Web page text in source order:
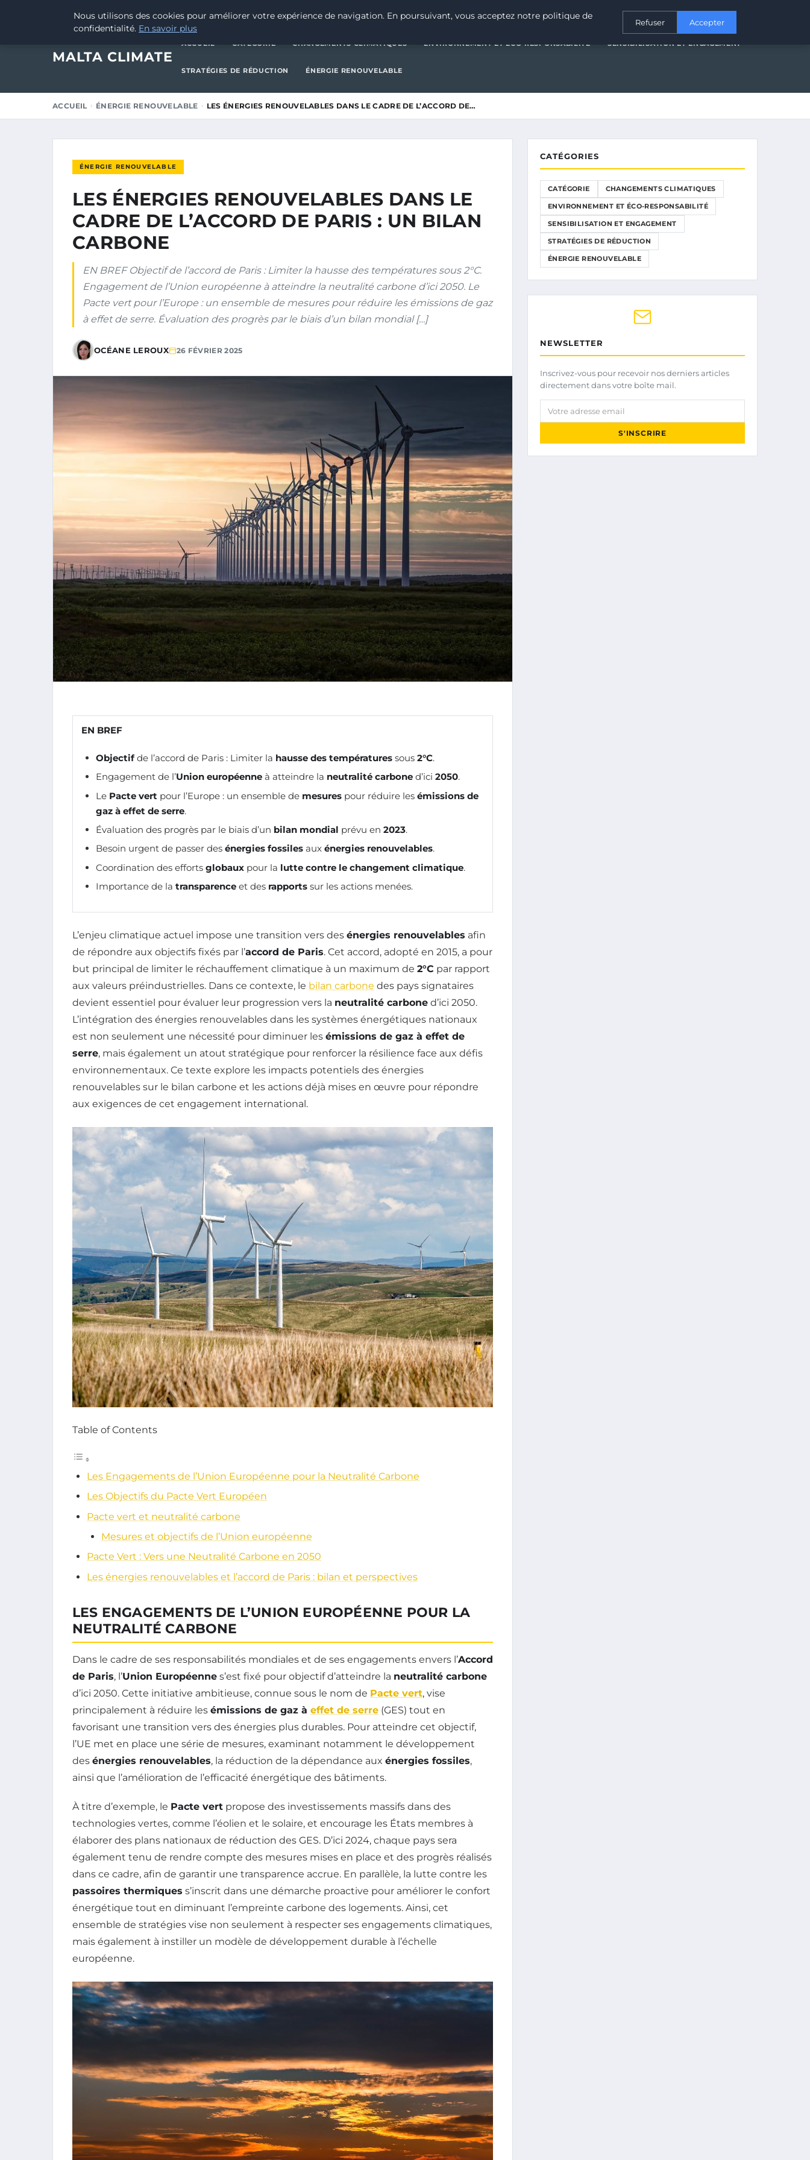
26 FÉVRIER 2025 CATÉGORIE CHANGEMENTS CLIMATIQUES ENVIRONNEMENT ET ÉCO-RESPONSABILITÉSENSIBILISATION ET ENGAGEMENT
MALTA CLIMATE
ACCUEIL CATÉGORIE CHANGEMENTS CLIMATIQUES ENVIRONNEMENT ET ÉCO-RESPONSABILITÉ SENSIBILISATION ET ENGAGEMENT
STRATÉGIES DE RÉDUCTION ÉNERGIE RENOUVELABLE
ACCUEIL ÉNERGIE RENOUVELABLE LES ÉNERGIES RENOUVELABLES DANS LE CADRE DE L’ACCORD DE…
ÉNERGIE RENOUVELABLE
LES ÉNERGIES RENOUVELABLES DANS LE
CADRE DE L’ACCORD DE PARIS : UN BILAN
CARBONE
EN BREF Objectif de l’accord de Paris : Limiter la hausse des températures sous 2°C.
Engagement de l’Union européenne à atteindre la neutralité carbone d’ici 2050. Le
Pacte vert pour l’Europe : un ensemble de mesures pour réduire les émissions de gaz
à effet de serre. Évaluation des progrès par le biais d’un bilan mondial […]
OCÉANE LEROUX 26 FÉVRIER 2025
EN BREF
Objectifde l’accord de Paris : Limiter la hausse des températures sous 2°C.
Engagement de l’Union européenne à atteindre la neutralité carbone d’ici 2050.
Le Pacte vert pour l’Europe : un ensemble de mesures pour réduire les émissions de
gaz à effet de serre.
Évaluation des progrès par le biais d’un bilan mondial prévu en 2023.
Besoin urgent de passer des énergies fossiles aux énergies renouvelables.
Coordination des efforts globaux pour la lutte contre le changement climatique.
Importance de la transparence et des rapports sur les actions menées.
L’enjeu climatique actuel impose une transition vers des énergies renouvelables afin
de répondre aux objectifs fixés par l’accord de Paris. Cet accord, adopté en 2015, a pour
but principal de limiter le réchauffement climatique à un maximum de 2°C par rapport
aux valeurs préindustrielles. Dans ce contexte, le bilan carbone des pays signataires
devient essentiel pour évaluer leur progression vers la neutralité carbone d’ici 2050.
L’intégration des énergies renouvelables dans les systèmes énergétiques nationaux
est non seulement une nécessité pour diminuer les émissions de gaz à effet de
serre, mais également un atout stratégique pour renforcer la résilience face aux défis
environnementaux. Ce texte explore les impacts potentiels des énergies
renouvelables sur le bilan carbone et les actions déjà mises en œuvre pour répondre
aux exigences de cet engagement international.
Table of Contents
Les Engagements de l’Union Européenne pour la Neutralité Carbone
Les Objectifs du Pacte Vert Européen
Pacte vert et neutralité carbone
Mesures et objectifs de l’Union européenne
Pacte Vert : Vers une Neutralité Carbone en 2050
Les énergies renouvelables et l’accord de Paris : bilan et perspectives
LES ENGAGEMENTS DE L’UNION EUROPÉENNE POUR LA
NEUTRALITÉ CARBONE
Dans le cadre de ses responsabilités mondiales et de ses engagements envers l’Accord
de Paris, l’Union Européenne s’est fixé pour objectif d’atteindre la neutralité carbone
d’ici 2050. Cette initiative ambitieuse, connue sous le nom de Pacte vert, vise
principalement à réduire les émissions de gaz à effet de serre (GES) tout en
favorisant une transition vers des énergies plus durables. Pour atteindre cet objectif,
l’UE met en place une série de mesures, examinant notamment le développement
des énergies renouvelables, la réduction de la dépendance aux énergies fossiles,
ainsi que l’amélioration de l’efficacité énergétique des bâtiments.
À titre d’exemple, le Pacte vert propose des investissements massifs dans des
technologies vertes, comme l’éolien et le solaire, et encourage les États membres à
élaborer des plans nationaux de réduction des GES. D’ici 2024, chaque pays sera
également tenu de rendre compte des mesures mises en place et des progrès réalisés
dans ce cadre, afin de garantir une transparence accrue. En parallèle, la lutte contre les
passoires thermiques s’inscrit dans une démarche proactive pour améliorer le confort
énergétique tout en diminuant l’empreinte carbone des logements. Ainsi, cet
ensemble de stratégies vise non seulement à respecter ses engagements climatiques,
mais également à instiller un modèle de développement durable à l’échelle
européenne.
CATÉGORIES
CATÉGORIE CHANGEMENTS CLIMATIQUES
ENVIRONNEMENT ET ÉCO-RESPONSABILITÉ
SENSIBILISATION ET ENGAGEMENT
STRATÉGIES DE RÉDUCTION
ÉNERGIE RENOUVELABLE
NEWSLETTER
Inscrivez-vous pour recevoir nos derniers articles
directement dans votre boîte mail.
Votre adresse email
S'INSCRIRE
Nous utilisons des cookies pour améliorer votre expérience de navigation. En poursuivant, vous acceptez notre politique de
confidentialité. En savoir plus
Refuser Accepter